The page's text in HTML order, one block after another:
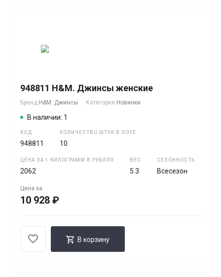
948811 H&M. Джинсы женские
Бренд H&M. Джинсы Категория Новинки
В наличии: 1
КОД
948811
КОЛИЧЕСТВО ШТУК В ЛОТЕ
10
ЦЕНА ЗА 1 КИЛОГРАММ В РУБЛЯХ
2062
ВЕС
5.3
СЕЗОННОСТЬ
Всесезон
Цена за
10 928 ₽
В корзину